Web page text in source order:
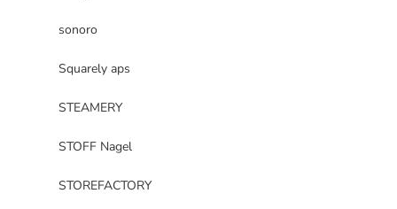
sonoro
Squarely aps
STEAMERY
STOFF Nagel
STOREFACTORY